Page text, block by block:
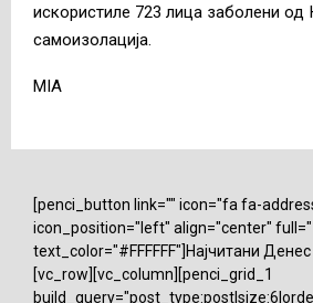
искористиле 723 лица заболени
самоизолација.
MIA
[penci_button link="" icon="fa fa-
icon_position="left" align="center"
text_color="#FFFFFF"]Најчитани
[vc_row][vc_column][penci_grid_1